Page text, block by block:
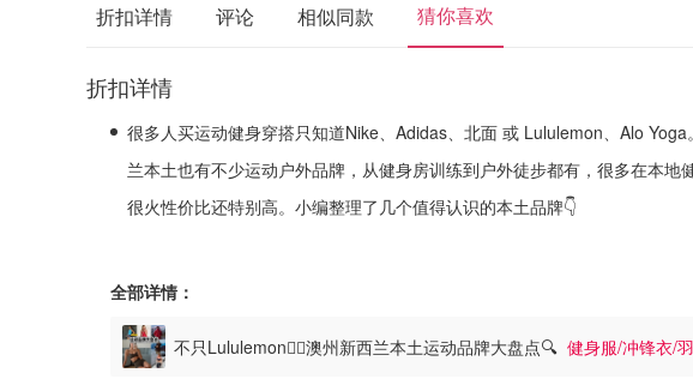
折扣详情 评论 相似同款 猜你喜欢
折扣详情
很多人买运动健身穿搭只知道Nike、Adidas、北面 或 Lululemon、Alo
兰本土也有不少运动户外品牌，从健身房训练到户外徒步都有，很多在本地
很火性价比还特别高。小编整理了几个值得认识的本土品牌👇
全部详情：
不只Lululemon🏃‍♀️澳州新西兰本土运动品牌大盘点🔍 健身服/冲锋衣/